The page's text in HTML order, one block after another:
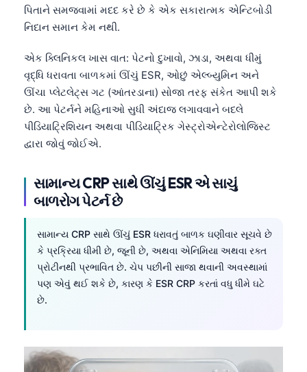
પિતાને સમજવામાં મદદ કરે છે કે એક સકારાત્મક એન્ટિબોડી
નિદાન સમાન કેમ નથી.
એક ક્લિનિકલ ખાસ વાત: પેટનો દુખાવો, ઝાડા, અથવા ધીમું
વૃદ્ધિ ધરાવતા બાળકમાં ઊંચું ESR, ઓછું એલ્બ્યુમિન અને
ઊંચા પ્લેટલેટ્સ ગટ (આંતરડાના) સોજા તરફ સંકેત આપી શકે
છે. આ પેટર્નને મહિનાઓ સુધી અંદાજ લગાવવાને બદલે
પીડિયાટ્રિશિયન અથવા પીડિયાટ્રિક ગેસ્ટ્રોએન્ટેરોલોજિસ્ટ
દ્વારા જોવું જોઈએ.
સામાન્ય CRP સાથે ઊંચું ESR એ સાચું
બાળરોગ પેટર્ન છે
સામાન્ય CRP સાથે ઊંચું ESR ધરાવતું બાળક ઘણીવાર સૂચવે છે
કે પ્રક્રિયા ધીમી છે, જૂની છે, અથવા એનિમિયા અથવા રક્ત
પ્રોટીનથી પ્રભાવિત છે. ચેપ પછીની સાજા થવાની અવસ્થામાં
પણ એવું થઈ શકે છે, કારણ કે ESR CRP કરતાં વધુ ધીમે ઘટે
છે.
Gàidhlig
Afrikaans
Монгол
ພາສາລາວ
Cebuano
ئۇيغۇرچە
Кыргызча
Татар теле
Беларуская мова
Esperanto
Frysk
Norsk bokmål